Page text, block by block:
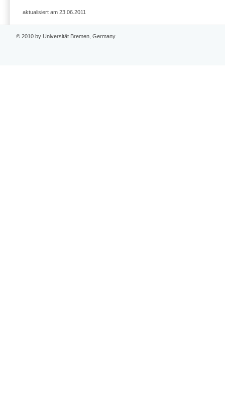
aktualisiert am 23.06.2011
© 2010 by Universität Bremen, Germany